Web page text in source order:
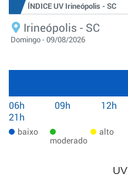
ÍNDICE UV Irineópolis - SC
Irineópolis - SC
Domingo - 09/08/2026
06h 09h 12h
21h
baixo
moderado
alto
UV